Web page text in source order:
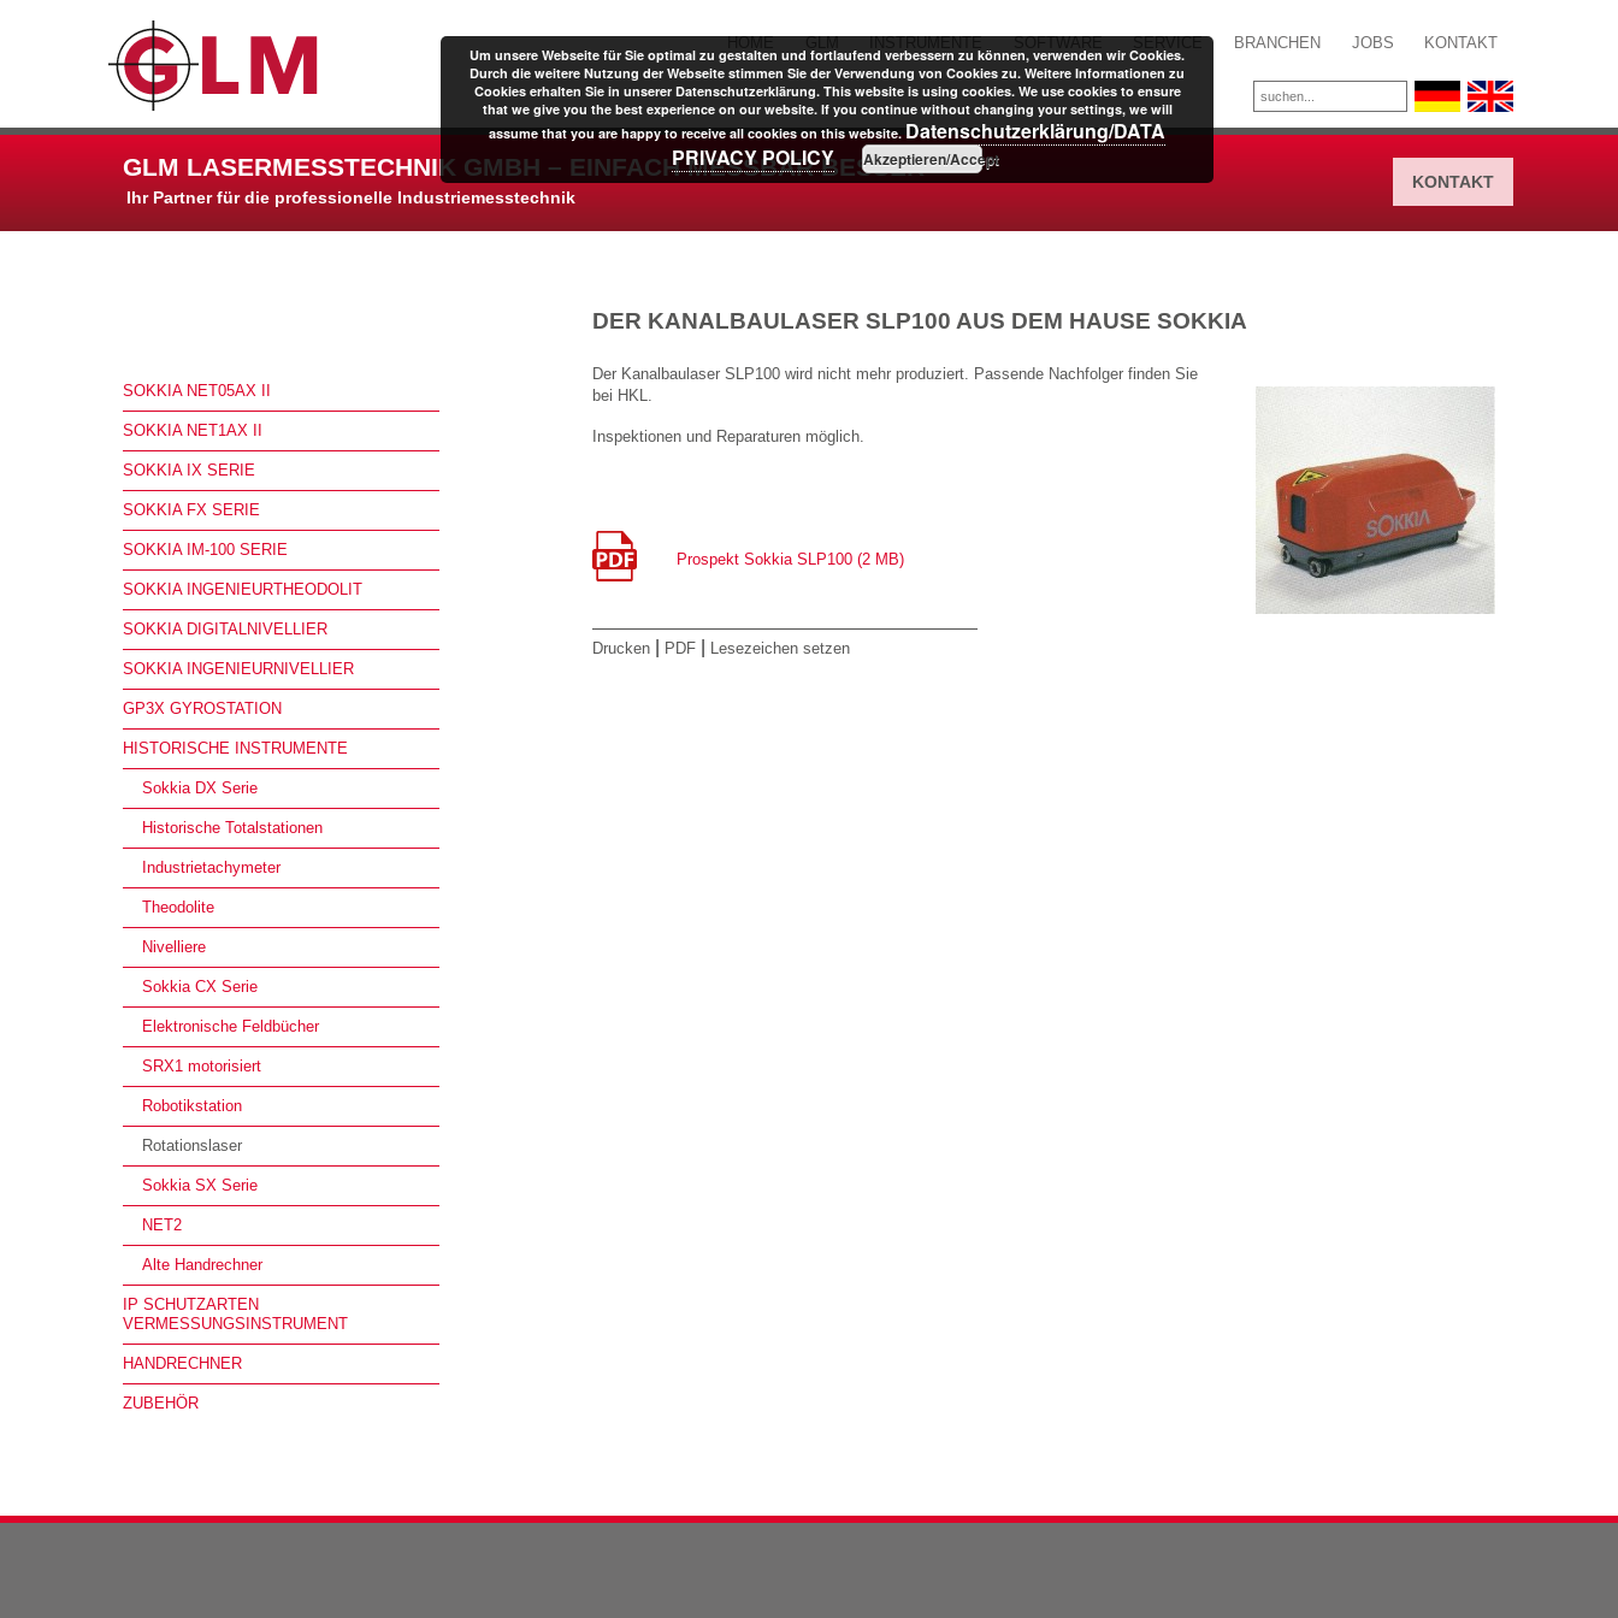
BRANCHEN JOBS KONTAKT
GLM LASERMESSTECHNIK GMBH – EINFACH MESSBAR BESSER
Ihr Partner für die professionelle Industriemesstechnik
KONTAKT
SOKKIA NET05AX II
SOKKIA NET1AX II
SOKKIA IX SERIE
SOKKIA FX SERIE
SOKKIA IM-100 SERIE
SOKKIA INGENIEURTHEODOLIT
SOKKIA DIGITALNIVELLIER
SOKKIA INGENIEURNIVELLIER
GP3X GYROSTATION
HISTORISCHE INSTRUMENTE
Sokkia DX Serie
Historische Totalstationen
Industrietachymeter
Theodolite
Nivelliere
Sokkia CX Serie
Elektronische Feldbücher
SRX1 motorisiert
Robotikstation
Rotationslaser
Sokkia SX Serie
NET2
Alte Handrechner
IP SCHUTZARTEN
VERMESSUNGSINSTRUMENT
HANDRECHNER
ZUBEHÖR
DER KANALBAULASER SLP100 AUS DEM HAUSE SOKKIA
Der Kanalbaulaser SLP100 wird nicht mehr produziert. Passende Nachfolger finden Sie
bei HKL.
Inspektionen und Reparaturen möglich.
Prospekt Sokkia SLP100 (2 MB)
Drucken PDF Lesezeichen setzen
Um unsere Webseite für Sie optimal zu gestalten und fortlaufend verbessern zu können, verwenden wir Cookies.
Durch die weitere Nutzung der Webseite stimmen Sie der Verwendung von Cookies zu. Weitere Informationen zu
Cookies erhalten Sie in unserer Datenschutzerklärung. This website is using cookies. We use cookies to ensure
that we give you the best experience on our website. If you continue without changing your settings, we will
assume that you are happy to receive all cookies on this website.Datenschutzerklärung/DATA
PRIVACY POLICY
Akzeptieren/Accept